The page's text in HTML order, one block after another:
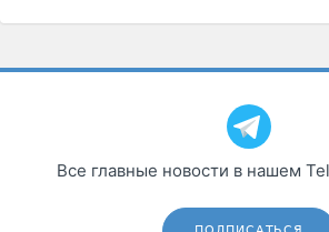
Все главные новости в нашем